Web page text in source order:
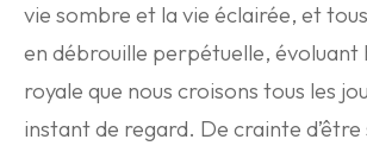
vie sombre et la vie éclairée, et
en débrouille perpétuelle, évoluant
royale que nous croisons tous les
instant de regard. De crainte d’être